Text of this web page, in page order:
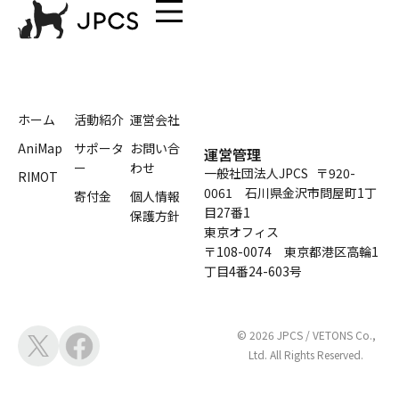
株式会社 n.
ホーム
AniMap
RIMOT
活動紹介
サポータ
ー
寄付金
運営会社
お問い合
わせ
個人情報
保護方針
運営管理
一般社団法人JPCS 〒920-
0061 石川県金沢市問屋町1丁
目27番1
東京オフィス
〒108-0074 東京都港区高輪1
丁目4番24-603号
© 2026 JPCS / VETONS Co.,
Ltd. All Rights Reserved.